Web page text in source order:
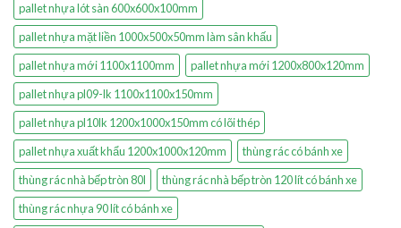
pallet nhựa lót sàn 600x600x100mm
pallet nhựa mặt liền 1000x500x50mm làm sân khấu
pallet nhựa mới 1100x1100mm
pallet nhựa mới 1200x800x120mm
pallet nhựa pl09-lk 1100x1100x150mm
pallet nhựa pl10lk 1200x1000x150mm có lõi thép
pallet nhựa xuất khẩu 1200x1000x120mm
thùng rác có bánh xe
thùng rác nhà bếp tròn 80l
thùng rác nhà bếp tròn 120 lít có bánh xe
thùng rác nhựa 90 lít có bánh xe